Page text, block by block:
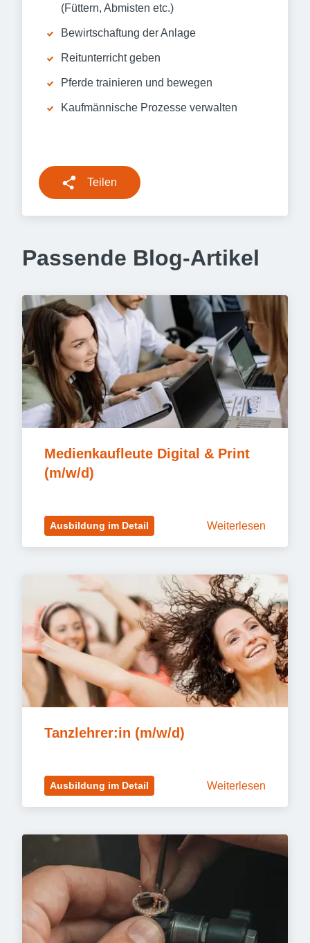
(Füttern, Abmisten etc.)
Bewirtschaftung der Anlage
Reitunterricht geben
Pferde trainieren und bewegen
Kaufmännische Prozesse verwalten
Teilen
Passende Blog-Artikel
Medienkaufleute Digital & Print
(m/w/d)
Ausbildung im Detail Weiterlesen
Tanzlehrer:in (m/w/d)
Ausbildung im Detail Weiterlesen